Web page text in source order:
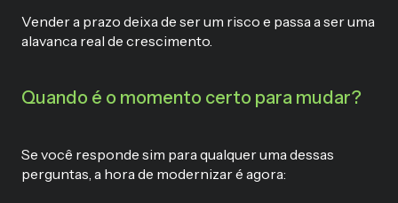
Vender a prazo deixa de ser um risco e passa a ser uma
alavanca real de crescimento.
Quando é o momento certo para mudar?
Se você responde sim para qualquer uma dessas
perguntas, a hora de modernizar é agora: